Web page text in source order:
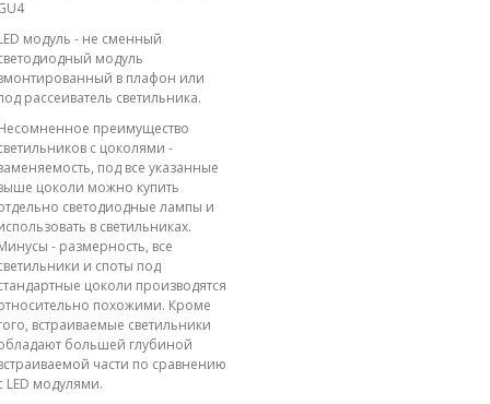
модуль - не сменный
модуль
в плафон или
рассеиватель светильника.
преимущество
с цоколями -
под все указанные
цоколи можно купить
светодиодные лампы и
в светильниках.
- размерность, все
и споты под
цоколи производятся
похожими. Кроме
встраиваемые светильники
большей глубиной
части по сравнению
LED модулями.